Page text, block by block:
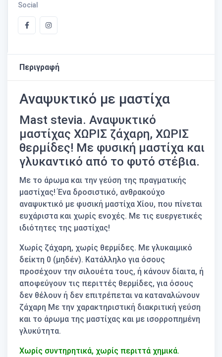
Social
Περιγραφή
Αναψυκτικό με μαστίχα
Mast stevia. Αναψυκτικό
μαστίχας ΧΩΡΙΣ ζάχαρη, ΧΩΡΙΣ
θερμίδες! Με φυσική μαστίχα και
γλυκαντικό από το φυτό στέβια.
Με το άρωμα και την γεύση της πραγματικής
μαστίχας! Ένα δροσιστικό, ανθρακούχο
αναψυκτικό με φυσική μαστίχα Χίου, που πίνεται
ευχάριστα και χωρίς ενοχές. Με τις ευεργετικές
ιδιότητες της μαστίχας!
Χωρίς ζάχαρη, χωρίς θερμίδες. Με γλυκαιμικό
δείκτη 0 (μηδέν). Κατάλληλο για όσους
προσέχουν την σιλουέτα τους, ή κάνουν δίαιτα, ή
αποφεύγουν τις περιττές θερμίδες, για όσους
δεν θέλουν ή δεν επιτρέπεται να καταναλώνουν
ζάχαρη Με την χαρακτηριστική διακριτική γεύση
και το άρωμα της μαστίχας και με ισορροπημένη
γλυκύτητα.
Χωρίς συντηρητικά, χωρίς περιττά χημικά.